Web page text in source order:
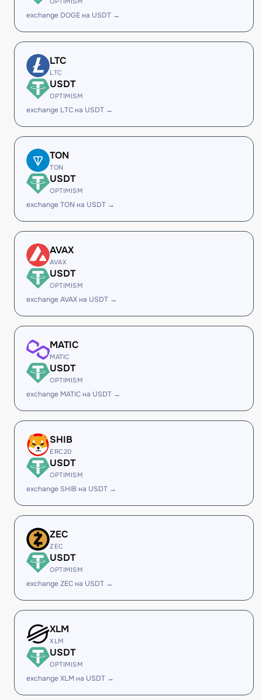
exchange DOGE на USDT →
LTC
LTC
USDT
OPTIMISM
exchange LTC на USDT →
TON
TON
USDT
OPTIMISM
exchange TON на USDT →
AVAX
AVAX
USDT
OPTIMISM
exchange AVAX на USDT →
MATIC
MATIC
USDT
OPTIMISM
exchange MATIC на USDT →
SHIB
ERC20
USDT
OPTIMISM
exchange SHIB на USDT →
ZEC
ZEC
USDT
OPTIMISM
exchange ZEC на USDT →
XLM
XLM
USDT
OPTIMISM
exchange XLM на USDT →